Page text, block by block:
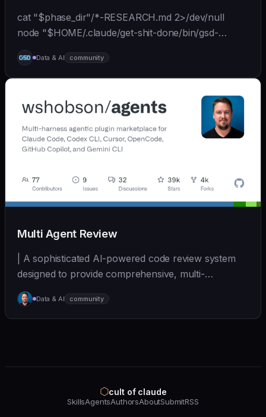
cat "$phase_dir"/*-RESEARCH.md 2>/dev/null
node "$HOME/.claude/get-shit-done/bin/gsd-
tools.cjs" roadmap get-phase "$phase_number" ls
"$phase_dir"/*-BRIEF.md 2>/dev/null
Data & AI community
Multi Agent Review
| A sophisticated AI-powered code review system
designed to provide comprehensive, multi-
perspective a... | - | [wshobson/agents]
(https://github.com/wshobson/agents) |
Data & AI community
⬡cult of claude
SkillsAgentsAuthorsAboutSubmitRSS